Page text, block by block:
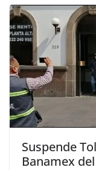
Suspende
Banamex